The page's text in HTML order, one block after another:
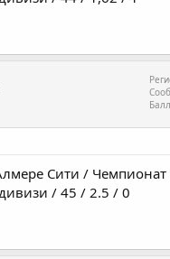
Сити / Чемпионат
/ 45 / 2.5 / 0